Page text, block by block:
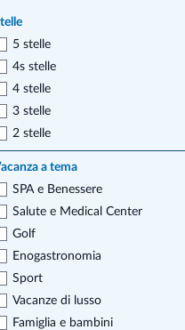
5 stelle
4s stelle
4 stelle
3 stelle
2 stelle
a tema
SPA e Benessere
Salute e Medical Center
Golf
Enogastronomia
Sport
Vacanze di lusso
Famiglia e bambini